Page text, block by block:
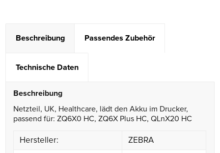
Beschreibung Passendes Zubehör
Technische Daten
Beschreibung
Netzteil, UK, Healthcare, lädt den Akku im Drucker,
passend für: ZQ6X0 HC, ZQ6X Plus HC, QLnX20 HC
Hersteller:
ZEBRA